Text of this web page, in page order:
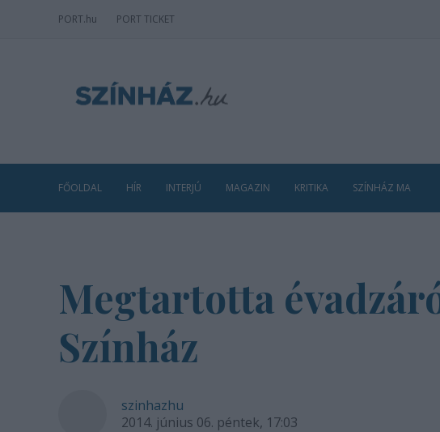
PORT.hu PORT TICKET
FŐOLDAL HÍR INTERJÚ MAGAZIN KRITIKA SZÍNHÁZ MA
Megtartotta
Színház
szinhazhu
2014. június 06. péntek, 17:03